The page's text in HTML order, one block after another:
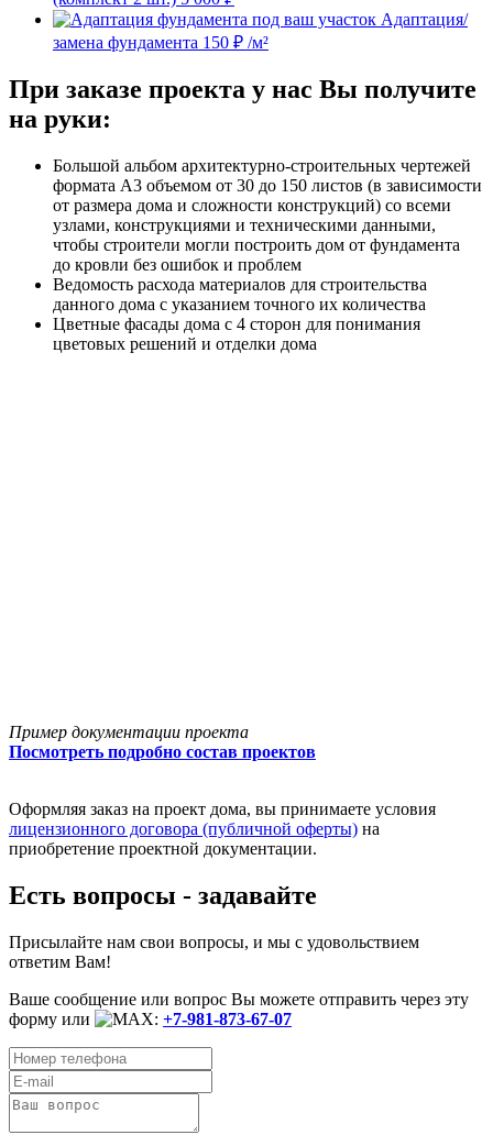
Адаптация/
замена фундамента 150 ₽ /м²
При заказе проекта у нас Вы получите
на руки:
Большой альбом архитектурно-строительных чертежей
формата А3 объемом от 30 до 150 листов (в зависимости
от размера дома и сложности конструкций) со всеми
узлами, конструкциями и техническими данными,
чтобы строители могли построить дом от фундамента
до кровли без ошибок и проблем
Ведомость расхода материалов для строительства
данного дома с указанием точного их количества
Цветные фасады дома с 4 сторон для понимания
цветовых решений и отделки дома
Пример документации проекта
Посмотреть подробно состав проектов
Оформляя заказ на проект дома, вы принимаете условия
лицензионного договора (публичной оферты) на
приобретение проектной документации.
Есть вопросы - задавайте
Присылайте нам свои вопросы, и мы с удовольствием
ответим Вам!
Ваше сообщение или вопрос Вы можете отправить через эту
форму или
: +7-981-873-67-07